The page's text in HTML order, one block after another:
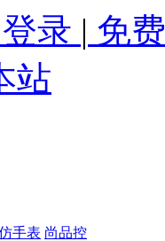
录 | 免
站
手表 尚品控